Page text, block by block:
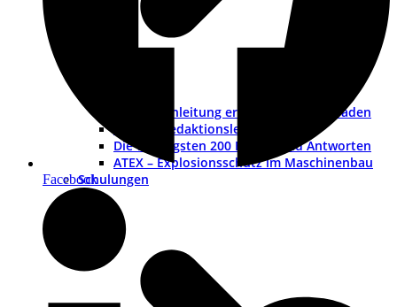
Betriebsanleitung erstellen – ein Leitfaden
Muster-Redaktionsleitfaden
Die wichtigsten 200 Fragen und Antworten
ATEX – Explosionsschutz im Maschinenbau
Schulungen
Facebook